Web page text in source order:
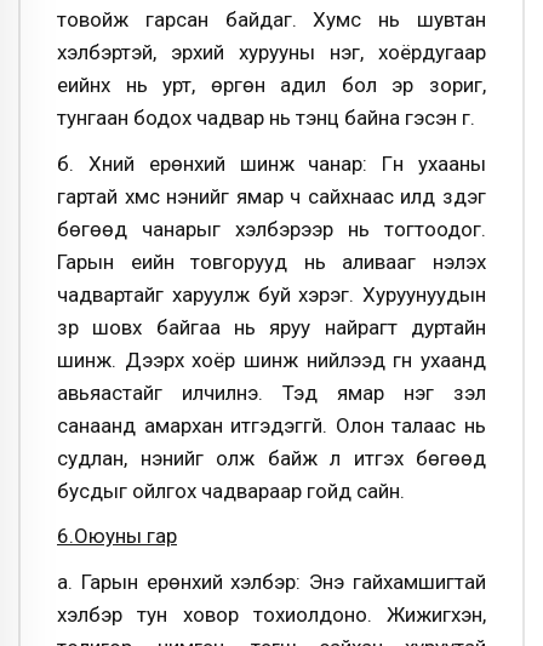
товойж гарсан байдаг. Хумс нь шувтан
хэлбэртэй, эрхий хурууны нэг, хоёрдугаар
үеийнх нь урт, өргөн адил бол эр зориг,
тунгаан бодох чадвар нь тэнцүү байна гэсэн үг.
б. Хүний ерөнхий шинж чанар: Гүн ухааны
гартай хүмүүс үнэнийг ямар ч сайхнаас илүүд үздэг
бөгөөд чанарыг хэлбэрээр нь тогтоодог.
Гарын үеийн товгорууд нь аливааг үнэлэх
чадвартайг харуулж буй хэрэг. Хуруунуудын
үзүүр шовх байгаа нь яруу найрагт дуртайн
шинж. Дээрх хоёр шинж нийлээд гүн ухаанд
авьяастайг илчилнэ. Тэд ямар нэг үзэл
санаанд амархан итгэдэггүй. Олон талаас нь
судлан, үнэнийг олж байж л итгэх бөгөөд
бусдыг ойлгох чадвараар гойд сайн.
6.Оюуны гар
а. Гарын ерөнхий хэлбэр: Энэ гайхамшигтай
хэлбэр тун ховор тохиолдоно. Жижигхэн,